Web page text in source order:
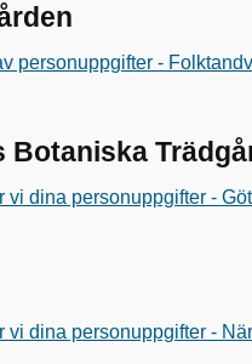
personuppgifter -
Botaniska
vi dina personuppgifter -
vi dina personuppgifter -